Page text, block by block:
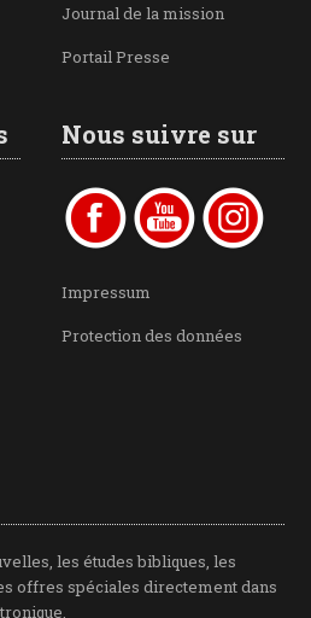
Journal de la mission
Portail Presse
Nous suivre sur
Impressum
Protection des données
les études bibliques, les
offres spéciales directement dans